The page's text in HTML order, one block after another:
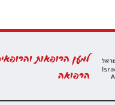
למען הרופאות
הרפואה